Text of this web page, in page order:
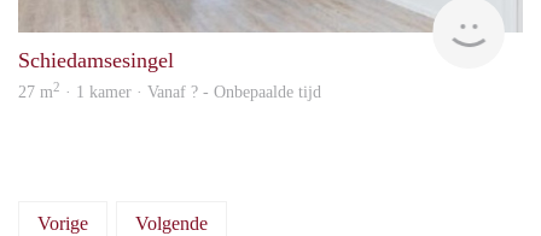
Schiedamsesingel
27 m2 · 1 kamer · Vanaf ? - Onbepaalde tijd
Vorige Volgende